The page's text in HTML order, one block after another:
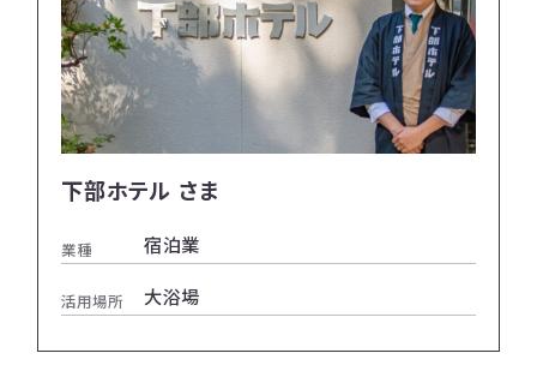
下部ホテル さま
業種 宿泊業
活用場所 大浴場